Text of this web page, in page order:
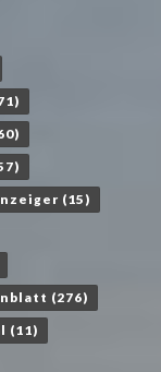
(15)
(276)
(11)